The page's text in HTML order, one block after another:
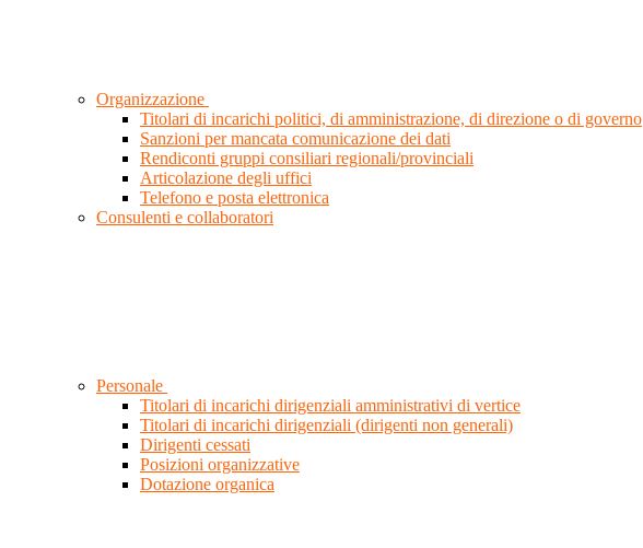
Organizzazione
Titolari di incarichi politici, di amministrazione, di direzione o di governo
Sanzioni per mancata comunicazione dei dati
Rendiconti gruppi consiliari regionali/provinciali
Articolazione degli uffici
Telefono e posta elettronica
Consulenti e collaboratori
Personale
Titolari di incarichi dirigenziali amministrativi di vertice
Titolari di incarichi dirigenziali (dirigenti non generali)
Dirigenti cessati
Posizioni organizzative
Dotazione organica